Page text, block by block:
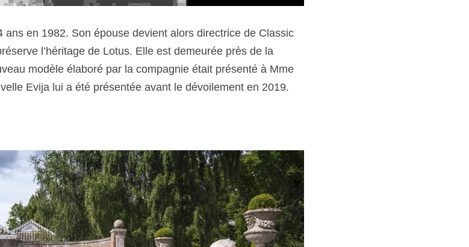
ans en 1982. Son épouse devient alors directrice de Classic
l’héritage de Lotus. Elle est demeurée près de la
modèle élaboré par la compagnie était présenté à Mme
Evija lui a été présentée avant le dévoilement en 2019.